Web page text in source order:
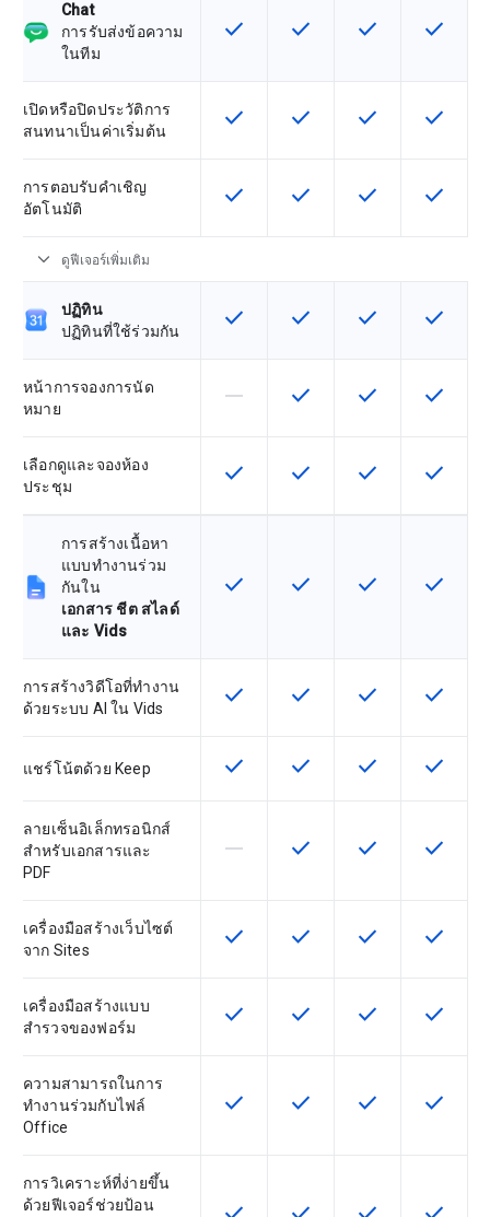
Chat
การรับส่งข้อความ
ในทีม
ฟีเจอร์นี้ใช้ได้กับ SKU
check ฟีเจอร์นี้ใช้ได้กับ SKU
check ฟีเจอร์นี้ใช้ได้กับ
check ฟีเจอร์นี้
check
เปิดหรือปิดประวัติการ
สนทนาเป็นค่าเริ่มต้น
ฟีเจอร์นี้ใช้ได้กับ SKU
check ฟีเจอร์นี้ใช้ได้กับ SKU
check ฟีเจอร์นี้ใช้ได้กับ
check ฟีเจอร์นี้
check
การตอบรับคำเชิญ
อัตโนมัติ
ฟีเจอร์นี้ใช้ได้กับ SKU
check ฟีเจอร์นี้ใช้ได้กับ SKU
check ฟีเจอร์นี้ใช้ได้กับ
check ฟีเจอร์นี้
check
expand_more ดูฟีเจอร์เพิ่มเติม
ปฏิทิน
ปฏิทินที่ใช้ร่วมกัน
ฟีเจอร์นี้ใช้ได้กับ SKU
check ฟีเจอร์นี้ใช้ได้กับ SKU
check ฟีเจอร์นี้ใช้ได้กับ
check ฟีเจอร์นี้
check
หน้าการจองการนัด
หมาย
ฟีเจอร์นี้ใช้ไม่ได้กับ SKU นี้
horizontal_rule ฟีเจอร์นี้ใช้ได้กับ SKU
check ฟีเจอร์นี้ใช้ได้กับ
check ฟีเจอร์นี้
check
เลือกดูและจองห้อง
ประชุม
ฟีเจอร์นี้ใช้ได้กับ SKU
check ฟีเจอร์นี้ใช้ได้กับ SKU
check ฟีเจอร์นี้ใช้ได้กับ
check ฟีเจอร์นี้
check
การสร้างเนื้อหา
แบบทำงานร่วม
กันใน
เอกสาร ชีต สไลด์
และ Vids
ฟีเจอร์นี้ใช้ได้กับ SKU
check ฟีเจอร์นี้ใช้ได้กับ SKU
check ฟีเจอร์นี้ใช้ได้กับ
check ฟีเจอร์นี้
check
การสร้างวิดีโอที่ทำงาน
ด้วยระบบ AI ใน Vids
ฟีเจอร์นี้ใช้ได้กับ SKU
check ฟีเจอร์นี้ใช้ได้กับ SKU
check ฟีเจอร์นี้ใช้ได้กับ
check ฟีเจอร์นี้
check
แชร์โน้ตด้วย Keep ฟีเจอร์นี้ใช้ได้กับ SKU
check ฟีเจอร์นี้ใช้ได้กับ SKU
check ฟีเจอร์นี้ใช้ได้กับ
check ฟีเจอร์นี้
check
ลายเซ็นอิเล็กทรอนิกส์
สำหรับเอกสารและ
PDF
ฟีเจอร์นี้ใช้ไม่ได้กับ SKU นี้
horizontal_rule ฟีเจอร์นี้ใช้ได้กับ SKU
check ฟีเจอร์นี้ใช้ได้กับ
check ฟีเจอร์นี้
check
เครื่องมือสร้างเว็บไซต์
จาก Sites
ฟีเจอร์นี้ใช้ได้กับ SKU
check ฟีเจอร์นี้ใช้ได้กับ SKU
check ฟีเจอร์นี้ใช้ได้กับ
check ฟีเจอร์นี้
check
เครื่องมือสร้างแบบ
สำรวจของฟอร์ม
ฟีเจอร์นี้ใช้ได้กับ SKU
check ฟีเจอร์นี้ใช้ได้กับ SKU
check ฟีเจอร์นี้ใช้ได้กับ
check ฟีเจอร์นี้
check
ความสามารถในการ
ทำงานร่วมกับไฟล์
Office
ฟีเจอร์นี้ใช้ได้กับ SKU
check ฟีเจอร์นี้ใช้ได้กับ SKU
check ฟีเจอร์นี้ใช้ได้กับ
check ฟีเจอร์นี้
check
การวิเคราะห์ที่ง่ายขึ้น
ด้วยฟีเจอร์ช่วยป้อน